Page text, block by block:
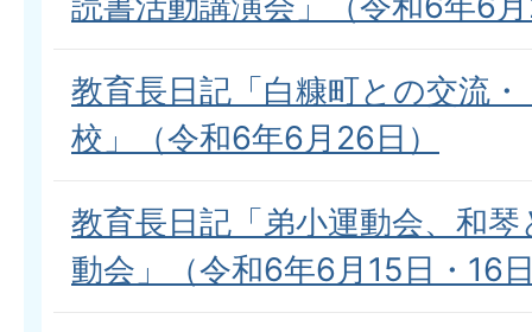
教育長日記「白糠町との交流
校」（令和6年6月26日）
教育長日記「弟小運動会、和
動会」（令和6年6月15日・16